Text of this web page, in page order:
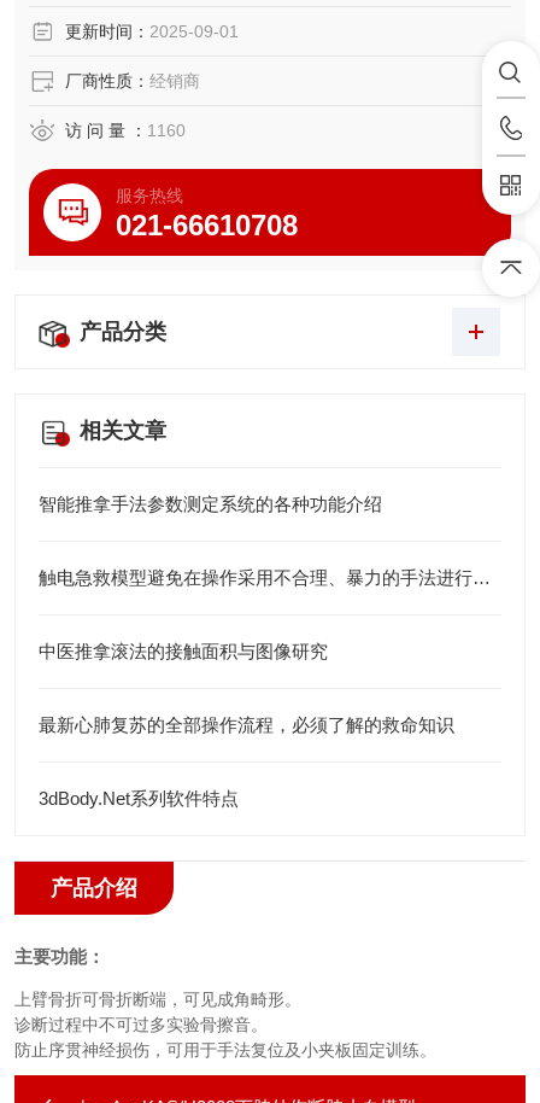
更新时间： 2025-09-01
厂商性质： 经销商
访 问 量 ： 1160
服务热线
021-66610708
产品分类
相关文章
智能推拿手法参数测定系统的各种功能介绍
触电急救模型避免在操作采用不合理、暴力的手法进行检查
中医推拿滚法的接触面积与图像研究
最新心肺复苏的全部操作流程，必须了解的救命知识
3dBody.Net系列软件特点
产品介绍
主要功能：
上臂骨折可骨折断端，可见成角畸形。
诊断过程中不可过多实验骨擦音。
防止序贯神经损伤，可用于手法复位及小夹板固定训练。